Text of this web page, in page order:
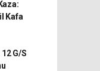
Kafa
G/S